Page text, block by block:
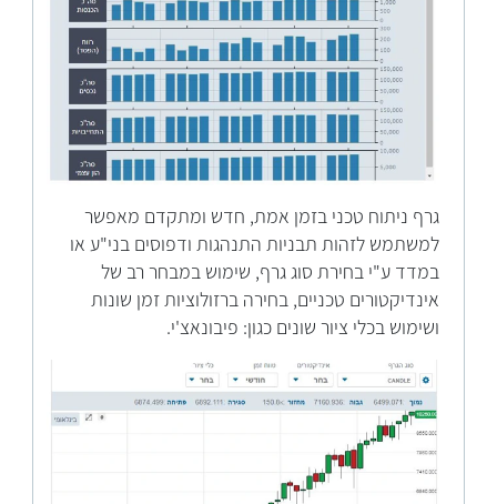
גרף ניתוח טכני בזמן אמת, חדש ומתקדם מאפשר
למשתמש לזהות תבניות התנהגות ודפוסים בני"ע או
במדד ע"י בחירת סוג גרף, שימוש במבחר רב של
אינדיקטורים טכניים, בחירה ברזולוציות זמן שונות
ושימוש בכלי ציור שונים כגון: פיבונאצ'י.